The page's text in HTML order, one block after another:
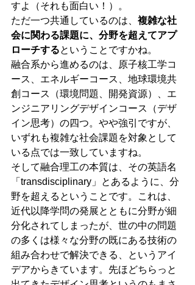
すよ（それも面白い！）。
ただ一つ共通しているのは、 複雑な社
会に関わる課題に、分野を超えてアプ
ローチするということですかね。
融合系から進めるのは、原子核工学コ
ース、エネルギーコース、地球環境共
創コース（環境問題、開発資源）、エ
ンジニアリングデザインコース（デザ
イン思考）の四つ。やや強引ですが、
いずれも複雑な社会課題を対象として
いる点では一致していますね。
そして融合理工の本質は、その英語名
「transdisciplinary」とあるように、分
野を超えるということです。これは、
近代以降学問の発展とともに分野が細
分化されてしまったが、世の中の問題
の多くは様々な分野の既にある技術の
組み合わせで解決できる、というアイ
デアからきています。先ほどちらっと